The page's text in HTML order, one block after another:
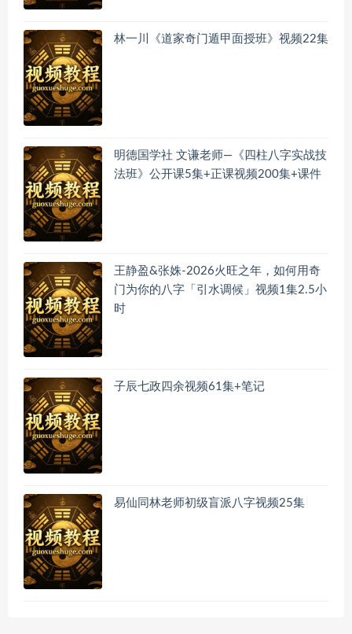
林一川《道家奇门遁甲面授班》视频22集
明德国学社 文谦老师—《四柱八字实战技
法班》公开课5集+正课视频200集+课件
王静盈&张姝-2026火旺之年，如何用奇
门为你的八字「引水调候」视频1集2.5小
时
子辰七政四余视频61集+笔记
易仙同林老师初级盲派八字视频25集